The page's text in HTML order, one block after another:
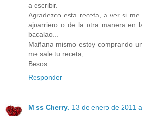
a escribir.
Agradezco esta receta, a ver si
ajoarriero o de la otra manera en
bacalao...
Mañana mismo estoy comprando
me sale tu receta,
Besos
Responder
Miss Cherry. 13 de enero de 2011